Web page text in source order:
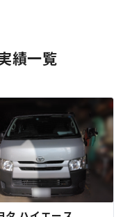
績一覧